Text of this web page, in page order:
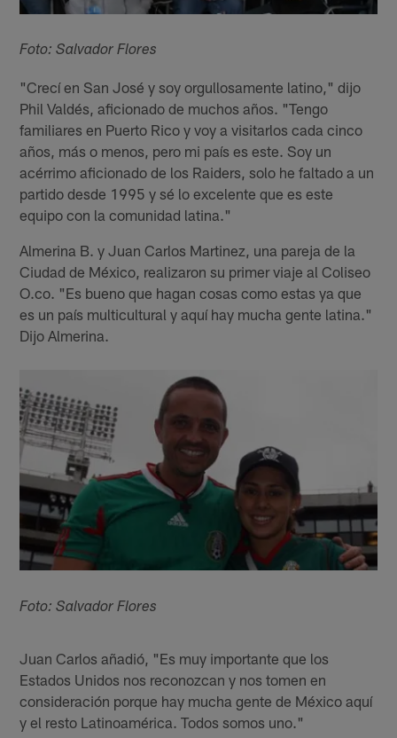
Foto: Salvador Flores
"Crecí en San José y soy orgullosamente latino," dijo
Phil Valdés, aficionado de muchos años. "Tengo
familiares en Puerto Rico y voy a visitarlos cada cinco
años, más o menos, pero mi país es este. Soy un
acérrimo aficionado de los Raiders, solo he faltado a un
partido desde 1995 y sé lo excelente que es este
equipo con la comunidad latina."
Almerina B. y Juan Carlos Martinez, una pareja de la
Ciudad de México, realizaron su primer viaje al Coliseo
O.co. "Es bueno que hagan cosas como estas ya que
es un país multicultural y aquí hay mucha gente latina."
Dijo Almerina.
Foto: Salvador Flores
Juan Carlos añadió, "Es muy importante que los
Estados Unidos nos reconozcan y nos tomen en
consideración porque hay mucha gente de México aquí
y el resto Latinoamérica. Todos somos uno."